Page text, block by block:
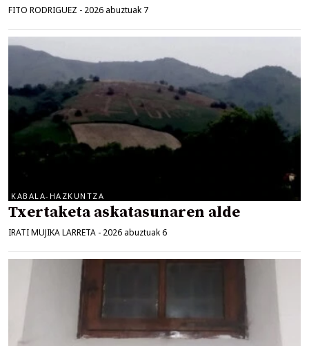
FITO RODRIGUEZ - 2026 abuztuak 7
KABALA-HAZKUNTZA
Txertaketa askatasunaren alde
IRATI MUJIKA LARRETA - 2026 abuztuak 6